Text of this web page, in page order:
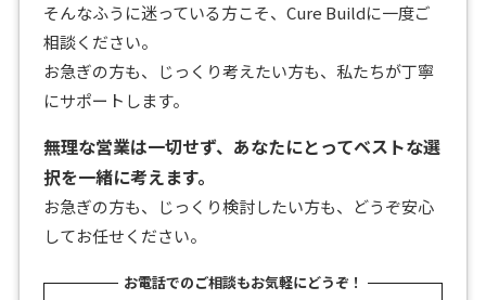
そんなふうに迷っている方こそ、Cure Buildに一度ご
相談ください。
お急ぎの方も、じっくり考えたい方も、私たちが丁寧
にサポートします。
無理な営業は一切せず、あなたにとってベストな選
択を一緒に考えます。
お急ぎの方も、じっくり検討したい方も、どうぞ安心
してお任せください。
お電話でのご相談もお気軽にどうぞ！